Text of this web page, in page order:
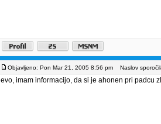
Objavljeno: Pon Mar 21, 2005 8:56 pm Naslov
evo, imam informacijo, da si je ahonen pri padcu